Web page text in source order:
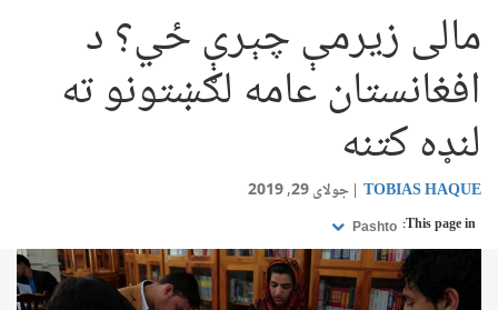
مالی زیرمې چېرې ځي؟ د
افغانستان عامه لګښتونو ته
لنډه کتنه
TOBIAS HAQUE جولای 29, 2019
This page in:
Pashto